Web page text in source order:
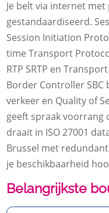
Je belt via internet
gestandaardiseerd.​
Session Initiation
time Transport
RTP SRTP en
Border Controller
verkeer en Quality of
geeft spraak voorrang
draait in ISO 27001
Brussel met
je beschikbaarheid
Belangrijkste